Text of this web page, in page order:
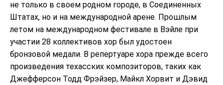
не только в своем родном городе, в Соединенных
Штатах, но и на международной арене. Прошлым
летом на международном фестивале в Вэйле при
участии 28 коллективов хор был удостоен
бронзовой медали. В репертуаре хора прежде всего
произведения техасских композиторов, таких как
Джефферсон Тодд Фрэйзер, Майкл Хорвит и Дэвид